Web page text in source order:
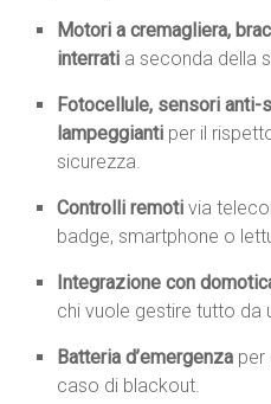
Motori a cremagliera,
interrati a seconda della
Fotocellule, sensori anti-
lampeggianti per il
sicurezza.
Controlli remoti via
badge, smartphone o
Integrazione con
chi vuole gestire tutto da
Batteria d’emergenza per
caso di blackout.